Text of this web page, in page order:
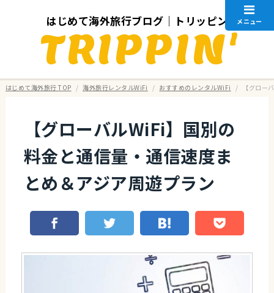
はじめて海外旅行ブログ｜トリッピン
TRIPPIN'
はじめて海外旅行 TOP / 海外旅行レンタルWiFi / おすすめのレンタルWiFi / 【グロー
【グローバルWiFi】国別の
料金と通信量・通信速度ま
とめ＆アジア周遊プラン
メニュー